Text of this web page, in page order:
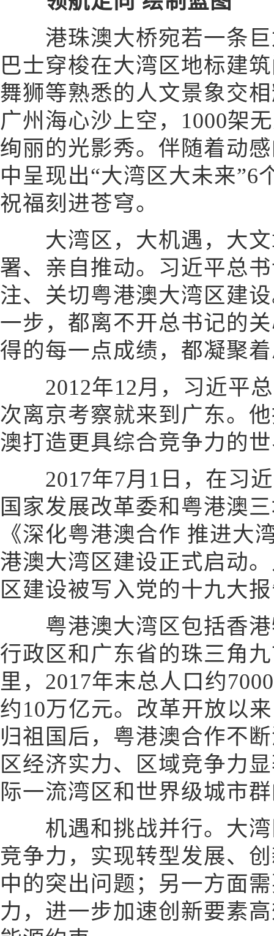
港珠澳大桥宛若一条巨
巴士穿梭在大湾区地标建
舞狮等熟悉的人文景象交
广州海心沙上空，1000架
绚丽的光影秀。伴随着动
中呈现出“大湾区大未来”6
祝福刻进苍穹。
大湾区，大机遇，大文
署、亲自推动。习近平总
注、关切粤港澳大湾区建
一步，都离不开总书记的
得的每一点成绩，都凝聚
2012年12月，习近平总
次离京考察就来到广东。
澳打造更具综合竞争力的
2017年7月1日，在习近
国家发展改革委和粤港澳
《深化粤港澳合作 推进大
港澳大湾区建设正式启动
区建设被写入党的十九大
粤港澳大湾区包括香港
行政区和广东省的珠三角
里，2017年末总人口约
约10万亿元。改革开放以
归祖国后，粤港澳合作不
区经济实力、区域竞争力
际一流湾区和世界级城市
机遇和挑战并行。大湾
竞争力，实现转型发展、
中的突出问题；另一方面
力，进一步加速创新要素